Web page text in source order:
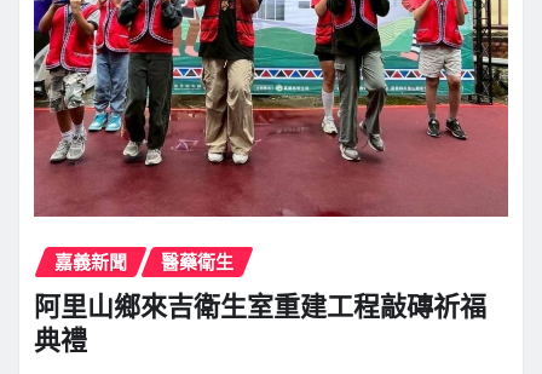
嘉義新聞 醫藥衛生
阿里山鄉來吉衛生室重建工程敲磚祈福
典禮